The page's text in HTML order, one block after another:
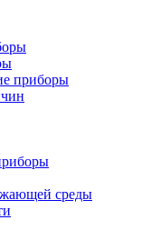
приборы
среды